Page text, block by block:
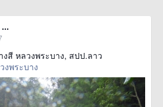
สี หลวงพระบาง, สปป.ลาว
งพระบาง